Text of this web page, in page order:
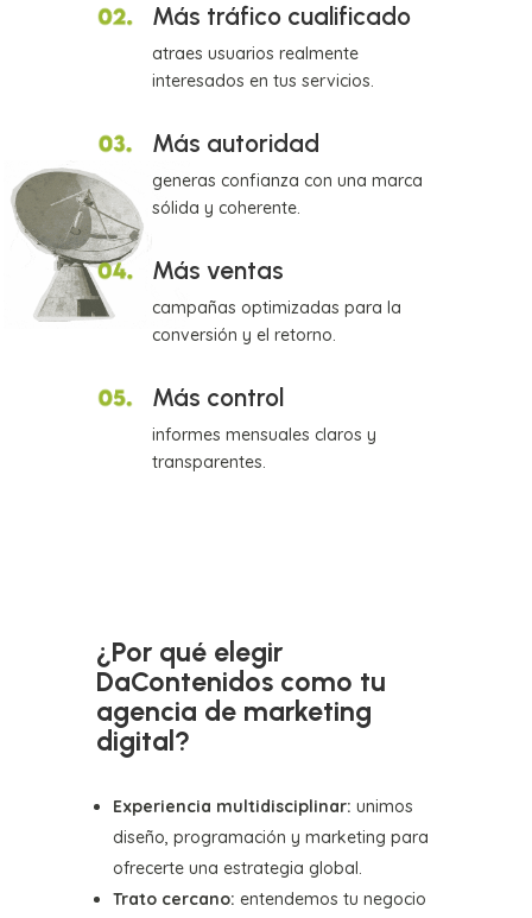
Más tráfico cualificado
atraes usuarios realmente
interesados en tus servicios.
Más autoridad
generas confianza con una marca
sólida y coherente.
Más ventas
campañas optimizadas para la
conversión y el retorno.
Más control
informes mensuales claros y
transparentes.
¿Por qué elegir
DaContenidos como tu
agencia de marketing
digital?
Experiencia multidisciplinar: unimos
diseño, programación y marketing para
ofrecerte una estrategia global.
Trato cercano: entendemos tu negocio